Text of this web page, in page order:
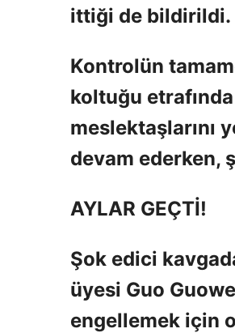
ittiği de bildirildi.
Kontrolün
koltuğu etrafında
meslektaşlarını
devam ederken,
AYLAR GEÇTİ!
Şok edici
üyesi Guo
engellemek için